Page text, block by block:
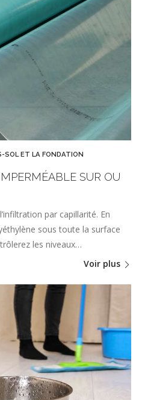
SOL ET LA FONDATION
SUR OU
par capillarité. En
sous toute la surface
les niveaux…
Voir plus